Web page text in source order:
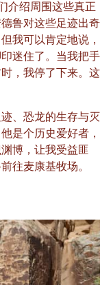
介绍周围这些真正
鲁对这些足迹出奇
我可以肯定地说，
迷住了。当我把手
，我停了下来。这
、恐龙的生存与灭
是个历史爱好者，
博，让我受益匪
往麦康基牧场。